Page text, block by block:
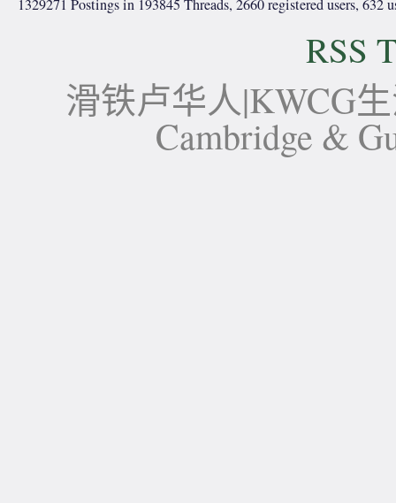
1329271 Postings in 193845 Threads, 2660 registered users, 632
RSS
滑铁卢华人|KWCG
Cambridge &